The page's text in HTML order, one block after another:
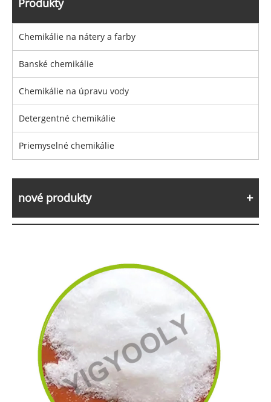
Chemikálie na nátery a farby
Banské chemikálie
Chemikálie na úpravu vody
Detergentné chemikálie
Priemyselné chemikálie
nové produkty